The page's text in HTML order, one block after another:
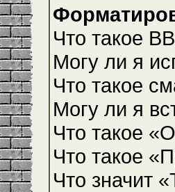
Что такое
Могу ли я
Что такое
Могу ли я
Что такое
Что такое
Что значит